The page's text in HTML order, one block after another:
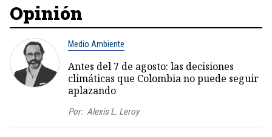
Opinión
Medio Ambiente
Antes del 7 de agosto: las decisiones
climáticas que Colombia no puede seguir
aplazando
Por: Alexis L. Leroy